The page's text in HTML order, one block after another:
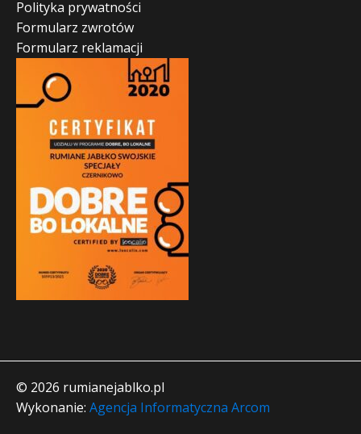
Polityka prywatności
Formularz zwrotów
Formularz reklamacji
© 2026 rumianejablko.pl
Wykonanie: Agencja Informatyczna Arcom